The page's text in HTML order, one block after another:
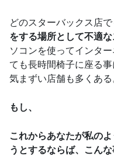
どのスターバックス店
をする場所として不適
ソコンを使ってインタ
ても長時間椅子に座る
気まずい店舗も多くある
もし、
これからあなたが私の
うとするならば、こん